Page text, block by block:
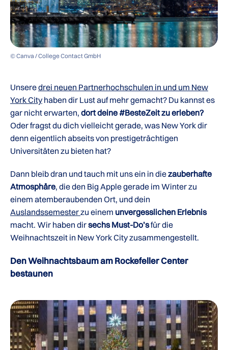
© Canva / College Contact GmbH
Unseredrei neuen Partnerhochschulen in und um New
York Cityhaben dir Lust auf mehr gemacht? Du kannst es
gar nicht erwarten, dort deine #BesteZeit zu erleben?
Oder fragst du dich vielleicht gerade, was New York dir
denn eigentlich abseits von prestigeträchtigen
Universitäten zu bieten hat?
Dann bleib dran und tauch mit uns ein in diezauberhafte
Atmosphäre, die den Big Apple gerade im Winter zu
einem atemberaubenden Ort, und dein
Auslandssemesterzu einem unvergesslichen Erlebnis
macht. Wir haben dirsechs Must-Do’sfür die
Weihnachtszeit in New York City zusammengestellt.
Den Weihnachtsbaum am Rockefeller Center
bestaunen